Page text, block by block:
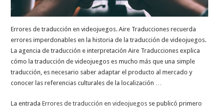
Errores de traducción en videojuegos. Aire Traducciones recuerda
errores imperdonables en la historia de la traducción de videojuegos.
La agencia de traducción e interpretación Aire Traducciones explica
cómo la traducción de videojuegos es mucho más que una simple
traducción, es necesario saber adaptar el producto al mercado y
conocer las referencias culturales de la localización …
La entradaErrores de traducción en videojuegos se publicó primero